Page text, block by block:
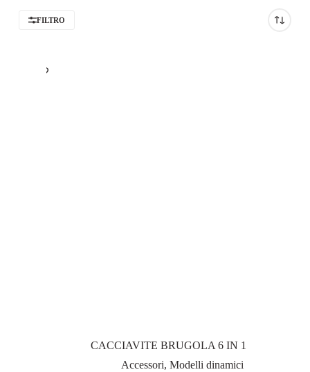
FILTRO
CACCIAVITE BRUGOLA 6 IN 1
Accessori,Modelli dinamici